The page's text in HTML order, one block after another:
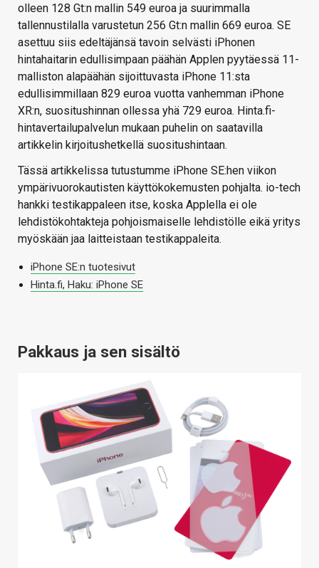
olleen 128 Gt:n mallin 549 euroa ja suurimmalla
tallennustilalla varustetun 256 Gt:n mallin 669 euroa. SE
asettuu siis edeltäjänsä tavoin selvästi iPhonen
hintahaitarin edullisimpaan päähän Applen pyytäessä 11-
malliston alapäähän sijoittuvasta iPhone 11:sta
edullisimmillaan 829 euroa vuotta vanhemman iPhone
XR:n, suositushinnan ollessa yhä 729 euroa. Hinta.fi-
hintavertailupalvelun mukaan puhelin on saatavilla
artikkelin kirjoitushetkellä suositushintaan.
Tässä artikkelissa tutustumme iPhone SE:hen viikon
ympärivuorokautisten käyttökokemusten pohjalta. io-tech
hankki testikappaleen itse, koska Applella ei ole
lehdistökohtakteja pohjoismaiselle lehdistölle eikä yritys
myöskään jaa laitteistaan testikappaleita.
iPhone SE:n tuotesivut
Hinta.fi, Haku: iPhone SE
Pakkaus ja sen sisältö